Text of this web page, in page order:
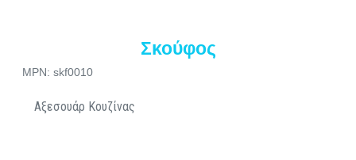
Σκούφος
MPN: skf0010
Αξεσουάρ Κουζίνας